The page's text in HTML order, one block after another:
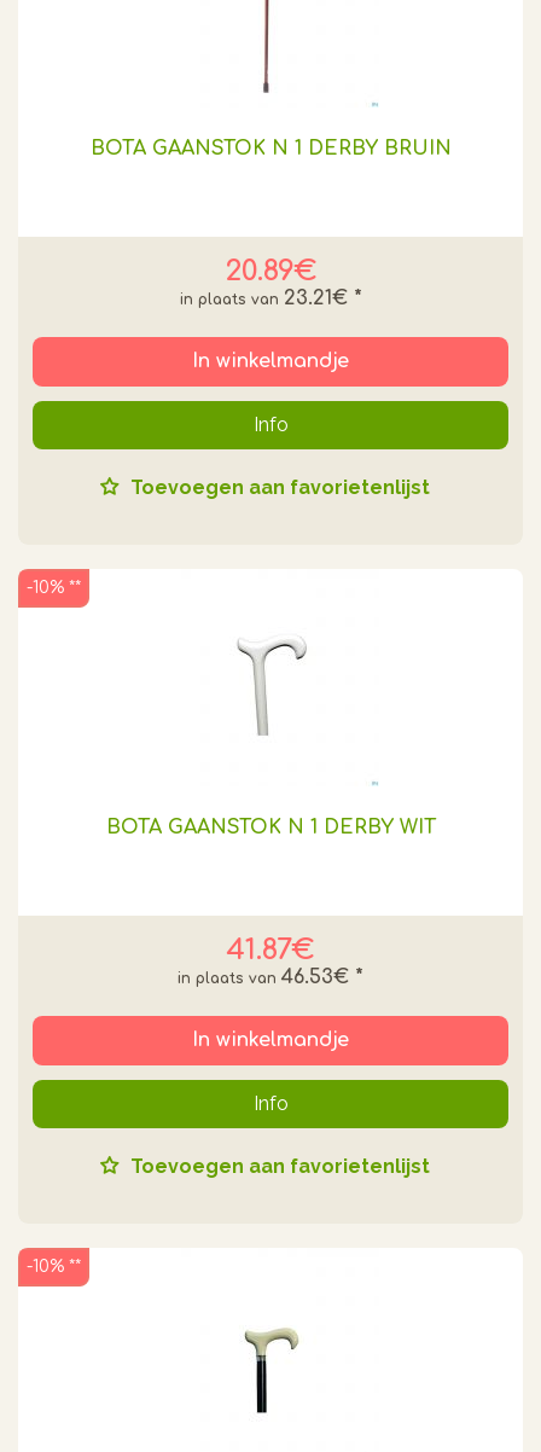
BOTA GAANSTOK N 1 DERBY BRUIN
20.89€
23.21€ *
In winkelmandje
Info
Toevoegen aan favorietenlijst
BOTA GAANSTOK N 1 DERBY WIT
41.87€
46.53€ *
-10% **
In winkelmandje
Info
Toevoegen aan favorietenlijst
-10% **